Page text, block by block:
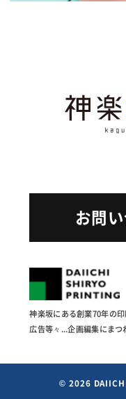
神楽坂にある創業70年の
広告等々...企画編集にまつ
お問
© 2026